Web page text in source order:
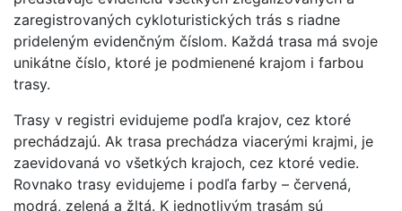
zaregistrovaných cykloturistických trás s riadne
prideleným evidenčným číslom. Každá trasa má svoje
unikátne číslo, ktoré je podmienené krajom i farbou
trasy.
Trasy v registri evidujeme podľa krajov, cez ktoré
prechádzajú. Ak trasa prechádza viacerými krajmi, je
zaevidovaná vo všetkých krajoch, cez ktoré vedie.
Rovnako trasy evidujeme i podľa farby – červená,
modrá, zelená a žltá. K jednotlivým trasám sú